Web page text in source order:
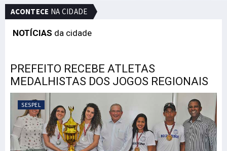
ACONTECE NA CIDADE
NOTÍCIAS da cidade
PREFEITO RECEBE ATLETAS
MEDALHISTAS DOS JOGOS REGIONAIS
SESPEL